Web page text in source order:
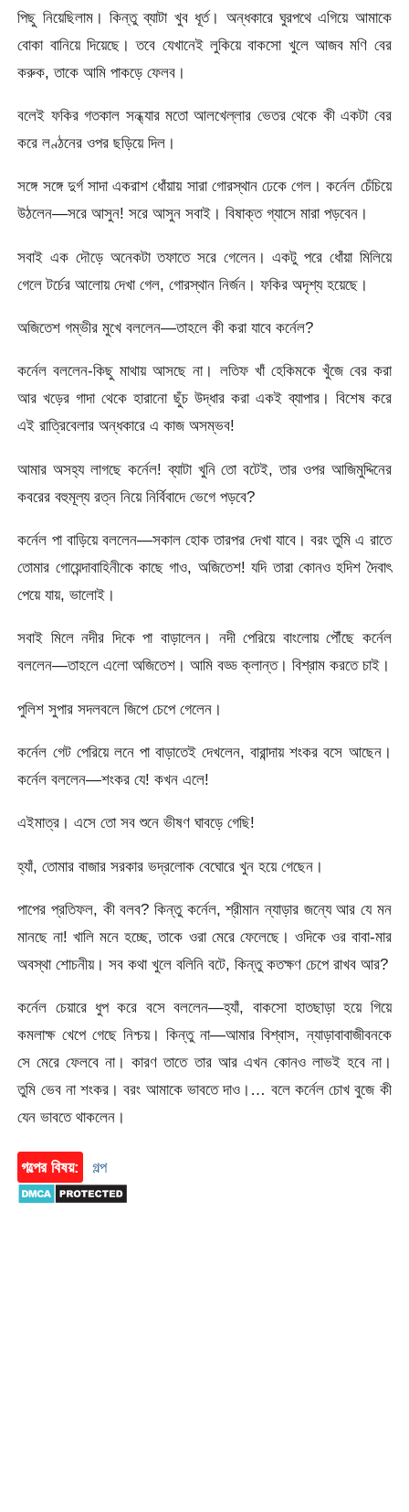
পিছু নিয়েছিলাম। কিন্তু ব্যাটা খুব ধূর্ত। অন্ধকারে ঘুরপথে এগিয়ে আমাকে
বোকা বানিয়ে দিয়েছে। তবে যেখানেই লুকিয়ে বাকসো খুলে আজব মণি বের
করুক, তাকে আমি পাকড়ে ফেলব।
বলেই ফকির গতকাল সন্ধ্যার মতো আলখেল্লার ভেতর থেকে কী একটা বের
করে লণ্ঠনের ওপর ছড়িয়ে দিল।
সঙ্গে সঙ্গে দুর্গ সাদা একরাশ ধোঁয়ায় সারা গোরস্থান ঢেকে গেল। কর্নেল চেঁচিয়ে
উঠলেন—সরে আসুন! সরে আসুন সবাই। বিষাক্ত গ্যাসে মারা পড়বেন।
সবাই এক দৌড়ে অনেকটা তফাতে সরে গেলেন। একটু পরে ধোঁয়া মিলিয়ে
গেলে টর্চের আলোয় দেখা গেল, গোরস্থান নির্জন। ফকির অদৃশ্য হয়েছে।
অজিতেশ গম্ভীর মুখে বললেন—তাহলে কী করা যাবে কর্নেল?
কর্নেল বললেন-কিছু মাথায় আসছে না। লতিফ খাঁ হেকিমকে খুঁজে বের করা
আর খড়ের গাদা থেকে হারানো ছুঁচ উদ্ধার করা একই ব্যাপার। বিশেষ করে
এই রাত্রিবেলার অন্ধকারে এ কাজ অসম্ভব!
আমার অসহ্য লাগছে কর্নেল! ব্যাটা খুনি তো বটেই, তার ওপর আজিমুদ্দিনের
কবরের বহুমূল্য রত্ন নিয়ে নির্বিবাদে ভেগে পড়বে?
কর্নেল পা বাড়িয়ে বললেন—সকাল হোক তারপর দেখা যাবে। বরং তুমি এ রাতে
তোমার গোয়েন্দাবাহিনীকে কাছে গাও, অজিতেশ! যদি তারা কোনও হদিশ দৈবাৎ
পেয়ে যায়, ভালোই।
সবাই মিলে নদীর দিকে পা বাড়ালেন। নদী পেরিয়ে বাংলোয় পৌঁছে কর্নেল
বললেন—তাহলে এলো অজিতেশ। আমি বড্ড ক্লান্ত। বিশ্রাম করতে চাই।
পুলিশ সুপার সদলবলে জিপে চেপে গেলেন।
কর্নেল গেট পেরিয়ে লনে পা বাড়াতেই দেখলেন, বারান্দায় শংকর বসে আছেন।
কর্নেল বললেন—শংকর যে! কখন এলে!
এইমাত্র। এসে তো সব শুনে ভীষণ ঘাবড়ে গেছি!
হ্যাঁ, তোমার বাজার সরকার ভদ্রলোক বেঘোরে খুন হয়ে গেছেন।
পাপের প্রতিফল, কী বলব? কিন্তু কর্নেল, শ্রীমান ন্যাড়ার জন্যে আর যে মন
মানছে না! খালি মনে হচ্ছে, তাকে ওরা মেরে ফেলেছে। ওদিকে ওর বাবা-মার
অবস্থা শোচনীয়। সব কথা খুলে বলিনি বটে, কিন্তু কতক্ষণ চেপে রাখব আর?
কর্নেল চেয়ারে ধুপ করে বসে বললেন—হ্যাঁ, বাকসো হাতছাড়া হয়ে গিয়ে
কমলাক্ষ খেপে গেছে নিশ্চয়। কিন্তু না—আমার বিশ্বাস, ন্যাড়াবাবাজীবনকে
সে মেরে ফেলবে না। কারণ তাতে তার আর এখন কোনও লাভই হবে না।
তুমি ভেব না শংকর। বরং আমাকে ভাবতে দাও।… বলে কর্নেল চোখ বুজে কী
যেন ভাবতে থাকলেন।
গল্পের বিষয়: গল্প